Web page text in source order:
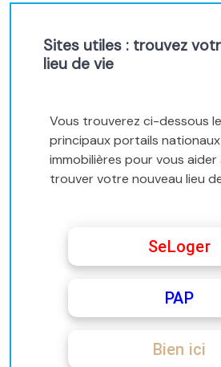
Sites utiles : trouvez
lieu de vie
Vous trouverez ci-dessous
principaux portails
immobilières pour vous
trouver votre nouveau lieu
SeLoger
PAP
Bien ici